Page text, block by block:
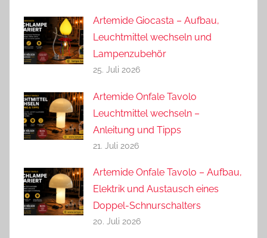
Artemide Giocasta – Aufbau,
Leuchtmittel wechseln und
Lampenzubehör
25. Juli 2026
Artemide Onfale Tavolo
Leuchtmittel wechseln –
Anleitung und Tipps
21. Juli 2026
Artemide Onfale Tavolo – Aufbau,
Elektrik und Austausch eines
Doppel-Schnurschalters
20. Juli 2026